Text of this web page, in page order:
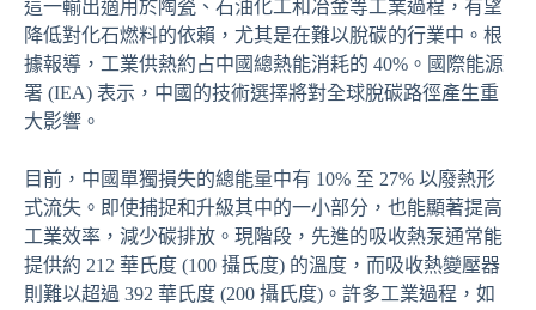
這一輸出適用於陶瓷、石油化工和冶金等工業過程，有望
降低對化石燃料的依賴，尤其是在難以脫碳的行業中。根
據報導，工業供熱約占中國總熱能消耗的 40%。國際能源
署 (IEA) 表示，中國的技術選擇將對全球脫碳路徑產生重
大影響。
目前，中國單獨損失的總能量中有 10% 至 27% 以廢熱形
式流失。即使捕捉和升級其中的一小部分，也能顯著提高
工業效率，減少碳排放。現階段，先進的吸收熱泵通常能
提供約 212 華氏度 (100 攝氏度) 的溫度，而吸收熱變壓器
則難以超過 392 華氏度 (200 攝氏度)。許多工業過程，如